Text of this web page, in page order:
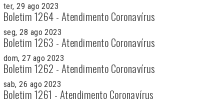
ter, 29 ago 2023
Boletim 1264 - Atendimento Coronavírus
seg, 28 ago 2023
Boletim 1263 - Atendimento Coronavírus
dom, 27 ago 2023
Boletim 1262 - Atendimento Coronavírus
sab, 26 ago 2023
Boletim 1261 - Atendimento Coronavírus